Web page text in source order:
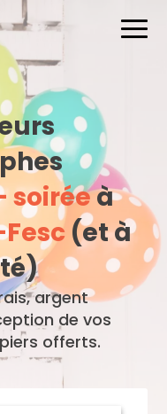
soiréeà
(et à
argent
de vos
offerts.